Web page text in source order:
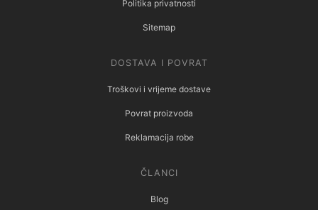
Politika privatnosti
Sitemap
DOSTAVA I POVRAT
Troškovi i vrijeme dostave
Povrat proizvoda
Reklamacija robe
ČLANCI
Blog